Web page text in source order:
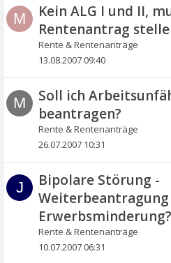
M
Kein ALG I und II,
Rentenantrag
Rente & Rentenanträge
13.08.2007 09:40
M
Soll ich
beantragen?
Rente & Rentenanträge
26.07.2007 10:31
J
Bipolare Störung -
Weiterbeantragung
Erwerbsminderung?
Rente & Rentenanträge
10.07.2007 06:31